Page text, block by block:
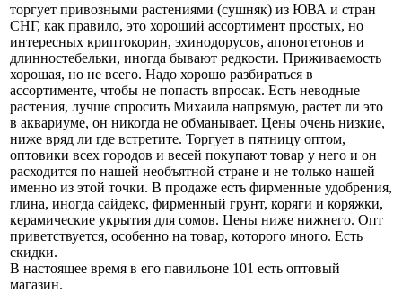
торгует привозными растениями (сушняк) из ЮВА и стран
СНГ, как правило, это хороший ассортимент простых, но
интересных криптокорин, эхинодорусов, апоногетонов и
длинностебельки, иногда бывают редкости. Приживаемость
хорошая, но не всего. Надо хорошо разбираться в
ассортименте, чтобы не попасть впросак. Есть неводные
растения, лучше спросить Михаила напрямую, растет ли это
в аквариуме, он никогда не обманывает. Цены очень низкие,
ниже вряд ли где встретите. Торгует в пятницу оптом,
оптовики всех городов и весей покупают товар у него и он
расходится по нашей необъятной стране и не только нашей
именно из этой точки. В продаже есть фирменные удобрения,
глина, иногда сайдекс, фирменный грунт, коряги и коряжки,
керамические укрытия для сомов. Цены ниже нижнего. Опт
приветствуется, особенно на товар, которого много. Есть
скидки.
В настоящее время в его павильоне 101 есть оптовый
магазин.